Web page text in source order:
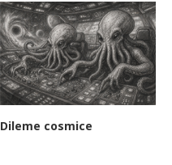
Dileme cosmice